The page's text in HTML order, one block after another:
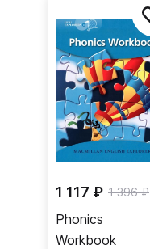
1 117 ₽ 1 396 ₽
Phonics
Workbook